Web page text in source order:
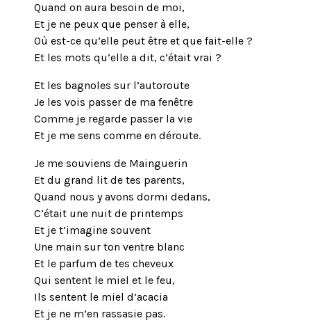
Quand on aura besoin de moi,
Et je ne peux que penser à elle,
Où est-ce qu’elle peut être et que fait-elle ?
Et les mots qu’elle a dit, c’était vrai ?
Et les bagnoles sur l’autoroute
Je les vois passer de ma fenêtre
Comme je regarde passer la vie
Et je me sens comme en déroute.
Je me souviens de Mainguerin
Et du grand lit de tes parents,
Quand nous y avons dormi dedans,
C’était une nuit de printemps
Et je t’imagine souvent
Une main sur ton ventre blanc
Et le parfum de tes cheveux
Qui sentent le miel et le feu,
Ils sentent le miel d’acacia
Et je ne m’en rassasie pas.